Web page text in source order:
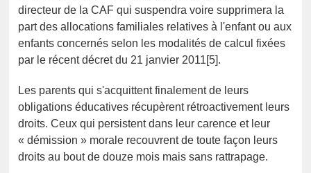
directeur de la CAF qui suspendra voire supprimera la
part des allocations familiales relatives à l'enfant ou aux
enfants concernés selon les modalités de calcul fixées
par le récent décret du 21 janvier 2011[5].
Les parents qui s'acquittent finalement de leurs
obligations éducatives récupèrent rétroactivement leurs
droits. Ceux qui persistent dans leur carence et leur
« démission » morale recouvrent de toute façon leurs
droits au bout de douze mois mais sans rattrapage.